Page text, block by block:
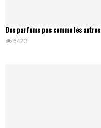
Des parfums pas comme les autres
6423